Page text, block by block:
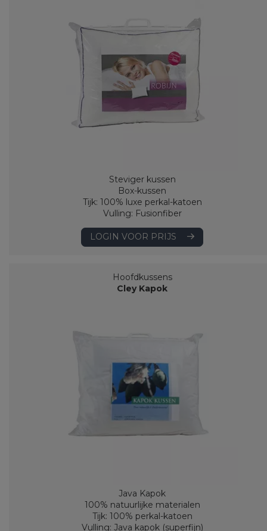
Steviger kussen
Box-kussen
Tijk: 100% luxe perkal-katoen
Vulling: Fusionfiber
LOGIN VOOR PRIJS
Hoofdkussens
Cley Kapok
Java Kapok
100% natuurlijke materialen
Tijk: 100% perkal-katoen
Vulling: Java kapok (superfijn)